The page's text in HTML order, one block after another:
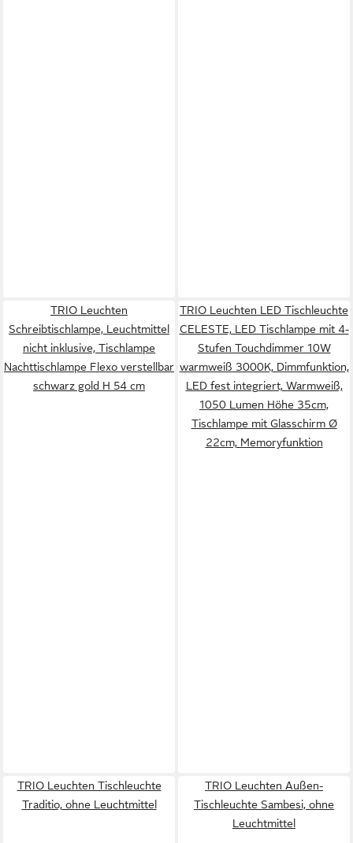
TRIO Leuchten
Schreibtischlampe, Leuchtmittel
nicht inklusive, Tischlampe
Nachttischlampe Flexo verstellbar
schwarz gold H 54 cm
TRIO Leuchten LED Tischleuchte
CELESTE, LED Tischlampe mit 4-
Stufen Touchdimmer 10W
warmweiß 3000K, Dimmfunktion,
LED fest integriert, Warmweiß,
1050 Lumen Höhe 35cm,
Tischlampe mit Glasschirm Ø
22cm, Memoryfunktion
TRIO Leuchten Tischleuchte
Traditio, ohne Leuchtmittel
TRIO Leuchten Außen-
Tischleuchte Sambesi, ohne
Leuchtmittel